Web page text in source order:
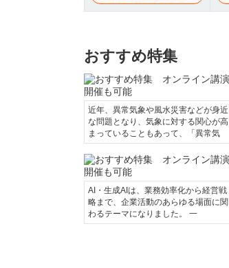
おすすめ特集
近年、異常気象や風水災害などが身近
な問題となり、気象に対する関心が高
まっていることもあって、「異常気
AI・生成AIは、業務効率化から経営戦
略まで、企業活動のあらゆる場面に関
わるテーマになりました。 一